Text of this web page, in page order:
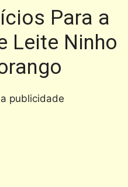
Para a
Leite Ninho
publicidade